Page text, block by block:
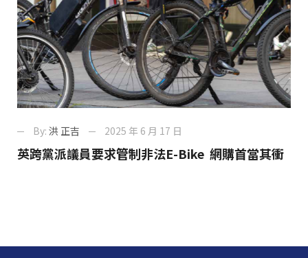
By: 洪 正吉 2025 年 6 月 17 日
英跨黨派議員要求管制非法E-Bike 網購首當其衝